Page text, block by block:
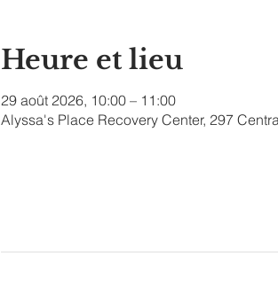
Heure et lieu
29 août 2026, 10:00 – 11:00
Alyssa's Place Recovery Center, 297